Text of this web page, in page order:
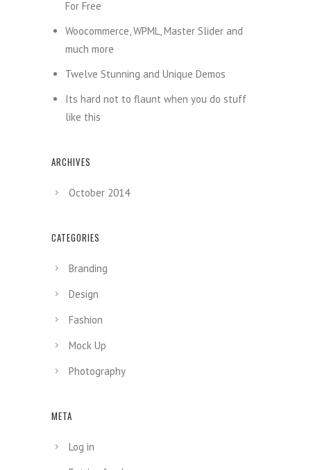
For Free
Woocommerce, WPML, Master Slider and
much more
Twelve Stunning and Unique Demos
Its hard not to flaunt when you do stuff
like this
ARCHIVES
October 2014
CATEGORIES
Branding
Design
Fashion
Mock Up
Photography
META
Log in